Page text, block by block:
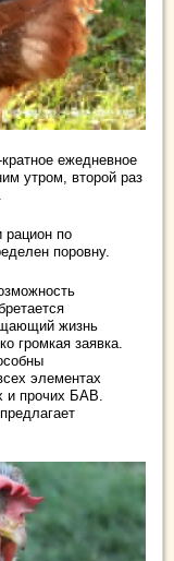
ежедневное
утром, второй раз
по
поровну.
жизнь
громкая заявка.
элементах
и прочих БАВ.